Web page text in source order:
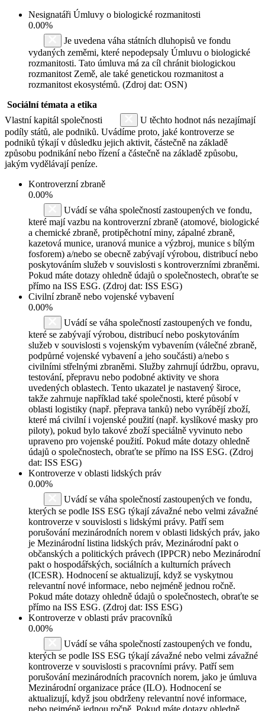
Nesignatáři Úmluvy o biologické rozmanitosti
0.00%
Je uvedena váha státních dluhopisů ve fondu
vydaných zeměmi, které nepodepsaly Úmluvu o biologické
rozmanitosti. Tato úmluva má za cíl chránit biologickou
rozmanitost Země, ale také genetickou rozmanitost a
rozmanitost ekosystémů. (Zdroj dat: OSN)
Sociální témata a etika
Vlastní kapitál společnosti
U těchto hodnot nás nezajímají
podíly států, ale podniků. Uvádíme proto, jaké kontroverze se
podniků týkají v důsledku jejich aktivit, částečně na základě
způsobu podnikání nebo řízení a částečně na základě způsobu,
jakým vydělávají peníze.
Kontroverzní zbraně
0.00%
Uvádí se váha společností zastoupených ve fondu,
které mají vazbu na kontroverzní zbraně (atomové, biologické
a chemické zbraně, protipěchotní miny, zápalné zbraně,
kazetová munice, uranová munice a výzbroj, munice s bílým
fosforem) a/nebo se obecně zabývají výrobou, distribucí nebo
poskytováním služeb v souvislosti s kontroverzními zbraněmi.
Pokud máte dotazy ohledně údajů o společnostech, obraťte se
přímo na ISS ESG. (Zdroj dat: ISS ESG)
Civilní zbraně nebo vojenské vybavení
0.00%
Uvádí se váha společností zastoupených ve fondu,
které se zabývají výrobou, distribucí nebo poskytováním
služeb v souvislosti s vojenským vybavením (válečné zbraně,
podpůrné vojenské vybavení a jeho součásti) a/nebo s
civilními střelnými zbraněmi. Služby zahrnují údržbu, opravu,
testování, přepravu nebo podobné aktivity ve shora
uvedených oblastech. Tento ukazatel je nastavený široce,
takže zahrnuje například také společnosti, které působí v
oblasti logistiky (např. přeprava tanků) nebo vyrábějí zboží,
které má civilní i vojenské použití (např. kyslíkové masky pro
piloty), pokud bylo takové zboží speciálně vyvinuto nebo
upraveno pro vojenské použití. Pokud máte dotazy ohledně
údajů o společnostech, obraťte se přímo na ISS ESG. (Zdroj
dat: ISS ESG)
Kontroverze v oblasti lidských práv
0.00%
Uvádí se váha společností zastoupených ve fondu,
kterých se podle ISS ESG týkají závažné nebo velmi závažné
kontroverze v souvislosti s lidskými právy. Patří sem
porušování mezinárodních norem v oblasti lidských práv, jako
je Mezinárodní listina lidských práv, Mezinárodní pakt o
občanských a politických právech (IPPCR) nebo Mezinárodní
pakt o hospodářských, sociálních a kulturních právech
(ICESR). Hodnocení se aktualizují, když se vyskytnou
relevantní nové informace, nebo nejméně jednou ročně.
Pokud máte dotazy ohledně údajů o společnostech, obraťte se
přímo na ISS ESG. (Zdroj dat: ISS ESG)
Kontroverze v oblasti práv pracovníků
0.00%
Uvádí se váha společností zastoupených ve fondu,
kterých se podle ISS ESG týkají závažné nebo velmi závažné
kontroverze v souvislosti s pracovními právy. Patří sem
porušování mezinárodních pracovních norem, jako je úmluva
Mezinárodní organizace práce (ILO). Hodnocení se
aktualizují, když jsou obdrženy relevantní nové informace,
nebo nejméně jednou ročně. Pokud máte dotazy ohledně